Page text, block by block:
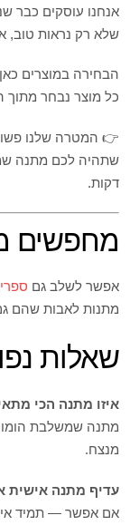
אנחנו עוסקים כבר
שלא רק נראות טוב,
הבחירה במוצרים
כל מוצר נבחר מתוך
👉 המטרה שלנו
דקות.
מחפשים
אפשר לשלב גם
מתנות לאבות שהם
שאלות
איזו מתנה הכי
מתנה שמשלבת
מנצח.
עדיף מתנה אישית
אם אפשר — תמיד